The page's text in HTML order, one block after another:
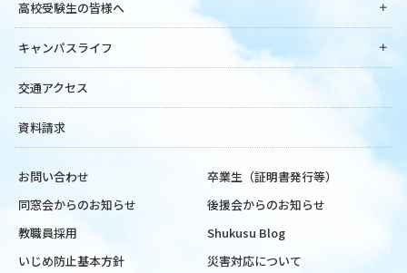
高校受験生の皆様へ
キャンパスライフ
交通アクセス
資料請求
お問い合わせ
卒業生（証明書発行等）
同窓会からのお知らせ
後援会からのお知らせ
教職員採用
Shukusu Blog
いじめ防止基本方針
災害対応について